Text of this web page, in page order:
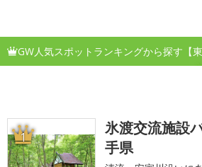
GW人気スポットランキングから探す【東
1
氷渡交流施設
手県